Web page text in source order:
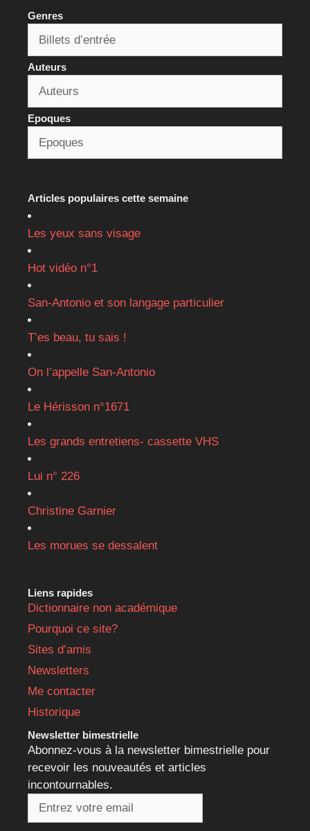
Genres
Auteurs
Epoques
Articles populaires cette semaine
Les yeux sans visage
Hot vidéo n°1
San-Antonio et son langage particulier
T’es beau, tu sais !
On l’appelle San-Antonio
Le Hérisson n°1671
Les grands entretiens- cassette VHS
Lui n° 226
Christine Garnier
Les morues se dessalent
Liens rapides
Dictionnaire non académique
Pourquoi ce site?
Sites d’amis
Newsletters
Me contacter
Historique
Newsletter bimestrielle
Abonnez-vous à la newsletter bimestrielle pour
recevoir les nouveautés et articles
incontournables.